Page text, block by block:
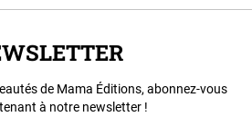
de Mama Éditions, abonnez-vous
à notre newsletter !